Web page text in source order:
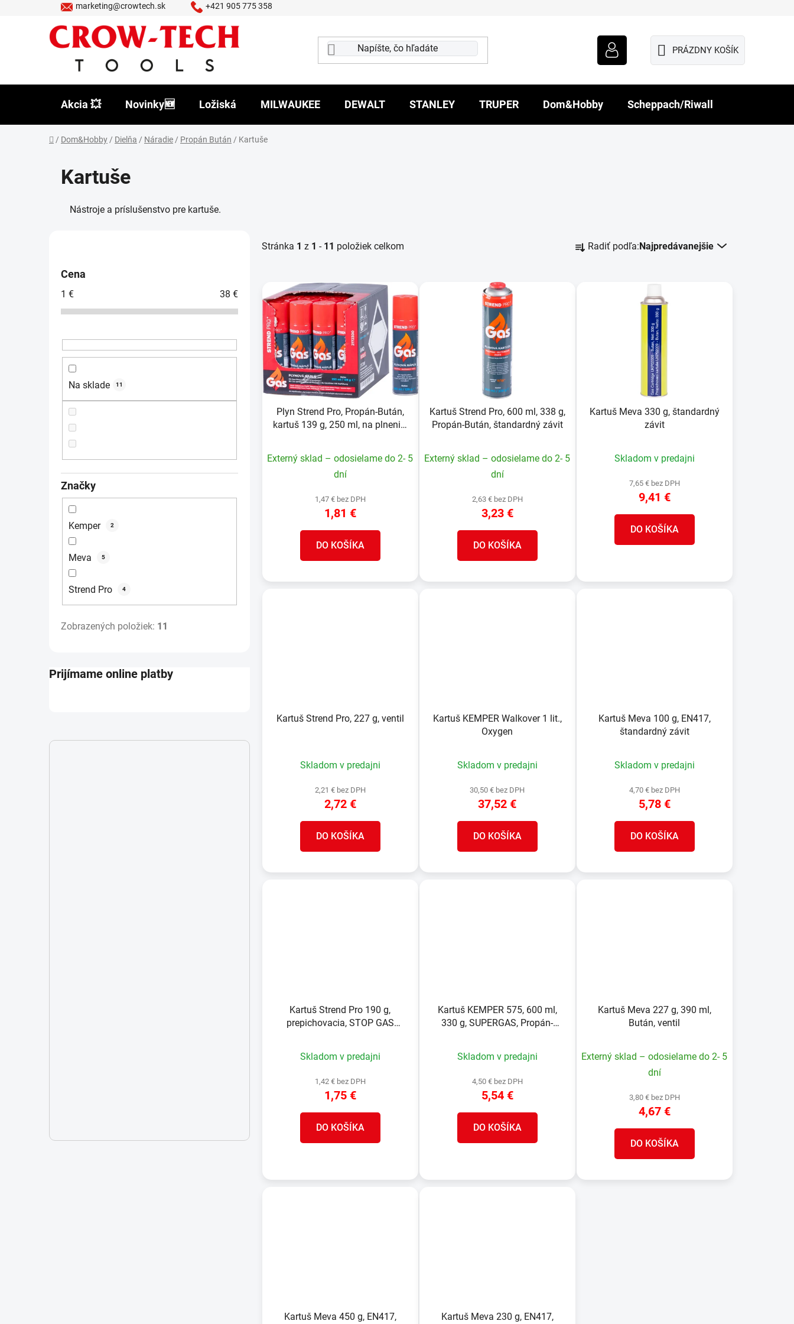
marketing@crowtech.sk +421 905 775 358
NÁKUPNÝ
PRÁZDNY KOŠÍK
Akcia 💥 Novinky🆕 Ložiská MILWAUKEE DEWALT STANLEY TRUPER Dom&Hobby Scheppach/Riwall
Domov
/ Dom&Hobby / Dielňa / Náradie / Propán Bután / Kartuše
Kartuše
Nástroje a príslušenstvo pre kartuše.
Cena
1 € 38 €
Na sklade 11
Značky
Kemper 2
Meva 5
Strend Pro 4
Zobrazených položiek: 11
Prijímame online platby
Stránka 1 z 1 - 11 položiek celkom
a Radiť podľa:Najpredávanejšie
ý
p
i
s
r
o
o
Plyn Strend Pro, Propán-Bután,
kartuš 139 g, 250 ml, na plnenie,
Externý sklad – odosielame do 2- 5
dní
1,47 € bez DPH
1,81 €
DO KOŠÍKA
Kartuš Strend Pro, 600 ml, 338 g,
Propán-Bután, štandardný závit
Externý sklad – odosielame do 2- 5
dní
2,63 € bez DPH
3,23 €
DO KOŠÍKA
Kartuš Meva 330 g, štandardný
závit
Skladom v predajni
7,65 € bez DPH
9,41 €
DO KOŠÍKA
Kartuš Strend Pro, 227 g, ventil
Skladom v predajni
2,21 € bez DPH
2,72 €
DO KOŠÍKA
Kartuš KEMPER Walkover 1 lit.,
Oxygen
Skladom v predajni
30,50 € bez DPH
37,52 €
DO KOŠÍKA
Kartuš Meva 100 g, EN417,
štandardný závit
Skladom v predajni
4,70 € bez DPH
5,78 €
DO KOŠÍKA
Kartuš Strend Pro 190 g,
prepichovacia, STOP GAS
Skladom v predajni
1,42 € bez DPH
1,75 €
DO KOŠÍKA
Kartuš KEMPER 575, 600 ml,
330 g, SUPERGAS, Propán-
Skladom v predajni
4,50 € bez DPH
5,54 €
DO KOŠÍKA
Kartuš Meva 227 g, 390 ml,
Bután, ventil
Externý sklad – odosielame do 2- 5
dní
3,80 € bez DPH
4,67 €
DO KOŠÍKA
Kartuš Meva 450 g, EN417,
Kartuš Meva 230 g, EN417,